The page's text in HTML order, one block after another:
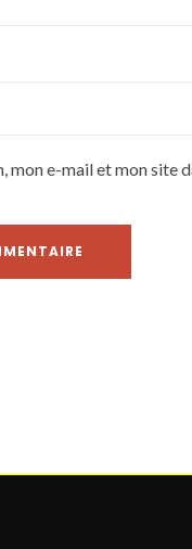
mon e-mail et mon site